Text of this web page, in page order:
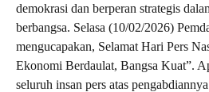
demokrasi dan berperan strategis
berbangsa. Selasa (10/02/2026)
mengucapakan, Selamat Hari Pers
Ekonomi Berdaulat, Bangsa Kuat”.
seluruh insan pers atas